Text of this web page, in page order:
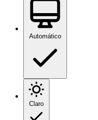
Automático
Claro